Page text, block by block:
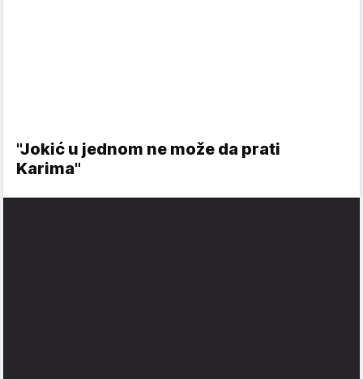
"Jokić u jednom ne može da prati
Karima"